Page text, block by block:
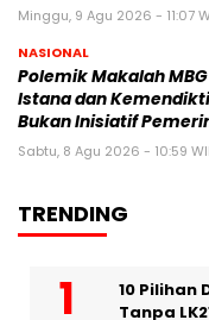
Minggu, 9 Agu 2026 - 11:07
NASIONAL
Polemik Makalah
Istana dan
Bukan Inisiatif
Sabtu, 8 Agu 2026 - 10:59
TRENDING
10 Pilihan
Tanpa